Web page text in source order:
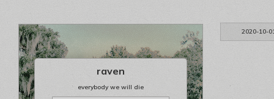
2020-10-
raven
everybody we will die